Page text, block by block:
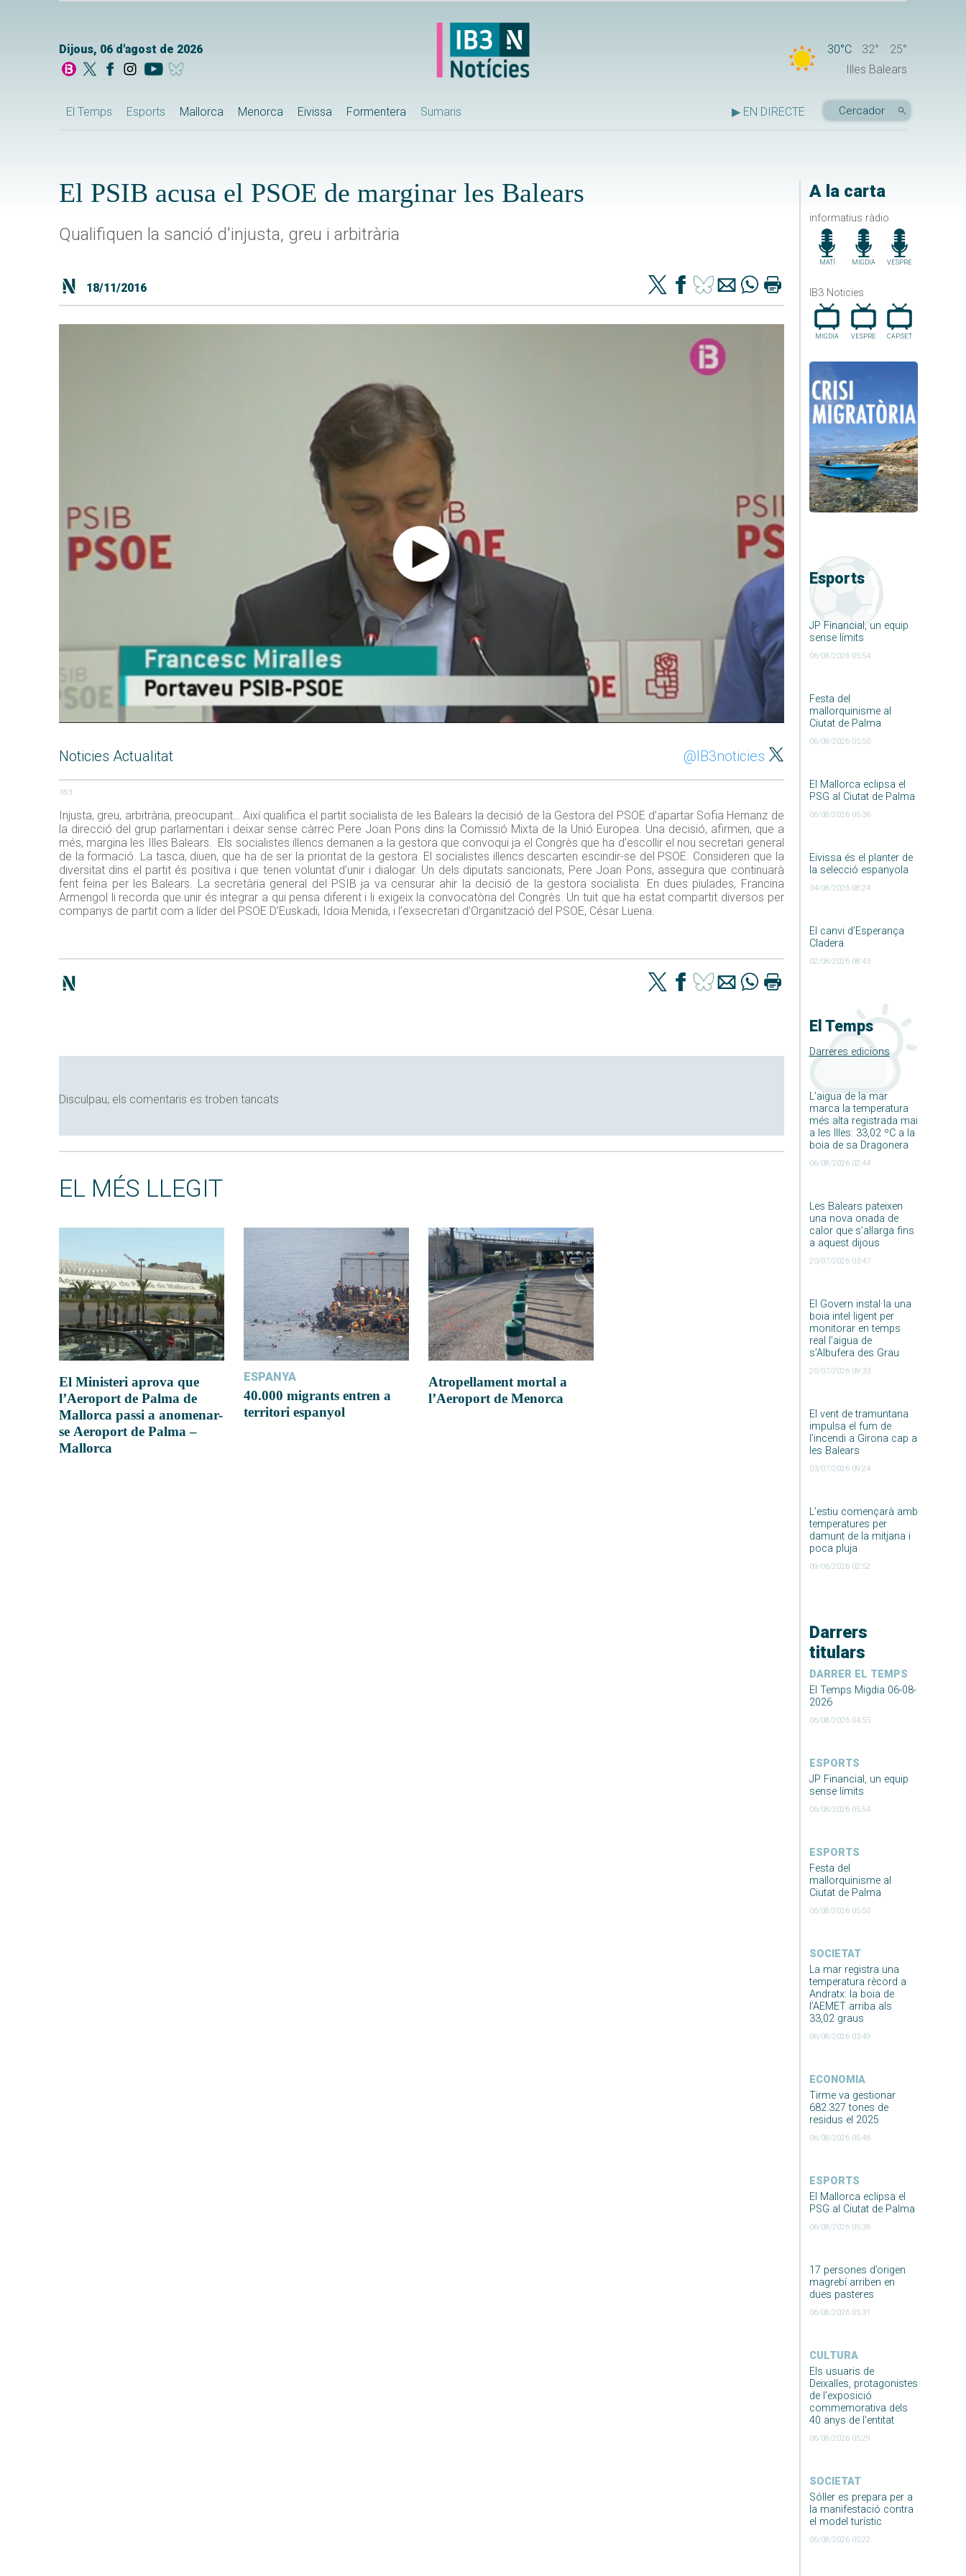
Dijous, 06 d'agost de 2026 30°C 32°
25°
Illes Balears
El Temps Esports Mallorca Menorca Eivissa Formentera Sumaris ▶ EN DIRECTE
A la carta
informatius ràdio
MATÍ MIGDIA VESPRE
IB3 Noticies
MIGDIA VESPRE CAP.SET
Esports
JP Financial, un equip
sense límits
06/08/2026 05:54
Festa del
mallorquinisme al
Ciutat de Palma
06/08/2026 05:50
El Mallorca eclipsa el
PSG al Ciutat de Palma
06/08/2026 05:36
Eivissa és el planter de
la selecció espanyola
04/08/2026 08:24
El canvi d’Esperança
Cladera
02/08/2026 08:43
El Temps
Darreres edicions
L’aigua de la mar
marca la temperatura
més alta registrada mai
a les Illes: 33,02 ºC a la
boia de sa Dragonera
06/08/2026 02:44
Les Balears pateixen
una nova onada de
calor que s’allarga fins
a aquest dijous
20/07/2026 03:47
El Govern instal·la una
boia intel·ligent per
monitorar en temps
real l’aigua de
s’Albufera des Grau
20/07/2026 09:33
El vent de tramuntana
impulsa el fum de
l’incendi a Girona cap a
les Balears
03/07/2026 09:24
L’estiu començarà amb
temperatures per
damunt de la mitjana i
poca pluja
09/06/2026 02:52
Darrers
titulars
DARRER EL TEMPS
El Temps Migdia 06-08-
2026
06/08/2026 04:55
ESPORTS
JP Financial, un equip
sense límits
06/08/2026 05:54
ESPORTS
Festa del
mallorquinisme al
Ciutat de Palma
06/08/2026 05:50
SOCIETAT
La mar registra una
temperatura rècord a
Andratx: la boia de
l’AEMET arriba als
33,02 graus
06/08/2026 03:49
ECONOMIA
Tirme va gestionar
682.327 tones de
residus el 2025
06/08/2026 05:46
ESPORTS
El Mallorca eclipsa el
PSG al Ciutat de Palma
06/08/2026 05:36
17 persones d’origen
magrebí arriben en
dues pasteres
06/08/2026 05:31
CULTURA
Els usuaris de
Deixalles, protagonistes
de l’exposició
commemorativa dels
40 anys de l’entitat
06/08/2026 05:29
SOCIETAT
Sóller es prepara per a
la manifestació contra
el model turístic
06/08/2026 05:22
El PSIB acusa el PSOE de marginar les Balears
Qualifiquen la sanció d'injusta, greu i arbitrària
18/11/2016
Noticies Actualitat @IB3noticies
183
Injusta, greu, arbitrària, preocupant… Així qualifica el partit socialista de les Balears la decisió de la Gestora del PSOE d’apartar Sofia Hernanz de
la direcció del grup parlamentari i deixar sense càrrec Pere Joan Pons dins la Comissió Mixta de la Unió Europea. Una decisió, afirmen, que a
més, margina les Illes Balears. Els socialistes illencs demanen a la gestora que convoqui ja el Congrès que ha d’escollir el nou secretari general
de la formació. La tasca, diuen, que ha de ser la prioritat de la gestora. El socialistes illencs descarten escindir-se del PSOE. Consideren que la
diversitat dins el partit és positiva i que tenen voluntat d’unir i dialogar. Un dels diputats sancionats, Pere Joan Pons, assegura que continuarà
fent feina per les Balears. La secretària general del PSIB ja va censurar ahir la decisió de la gestora socialista. En dues piulades, Francina
Armengol li recorda que unir és integrar a qui pensa diferent i li exigeix la convocatòria del Congrès. Un tuit que ha estat compartit diversos per
companys de partit com a líder del PSOE D’Euskadi, Idoia Menida, i l’exsecretari d’Organització del PSOE, César Luena.
Disculpau, els comentaris es troben tancats
EL MÉS LLEGIT
El Ministeri aprova que
l’Aeroport de Palma de
Mallorca passi a anomenar-
se Aeroport de Palma –
Mallorca
ESPANYA
40.000 migrants entren a
territori espanyol
Atropellament mortal a
l’Aeroport de Menorca